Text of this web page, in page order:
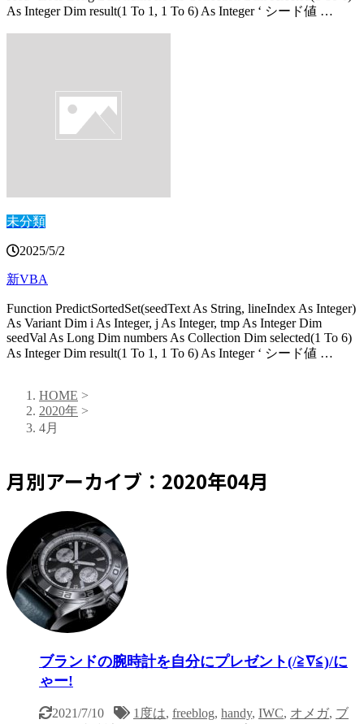
As Integer Dim result(1 To 1, 1 To 6) As Integer ‘ シード値 …
未分類
2025/5/2
新VBA
Function PredictSortedSet(seedText As String, lineIndex As Integer)
As Variant Dim i As Integer, j As Integer, tmp As Integer Dim
seedVal As Long Dim numbers As Collection Dim selected(1 To 6)
As Integer Dim result(1 To 1, 1 To 6) As Integer ‘ シード値 …
HOME >
2020年 >
4月
月別アーカイブ：2020年04月
ブランドの腕時計を自分にプレゼント(/≧∇≦)/に
ゃー!
2021/7/10 1度は, freeblog, handy, IWC, オメガ, ブ